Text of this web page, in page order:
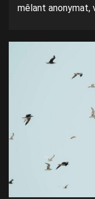
mêlant anonymat,